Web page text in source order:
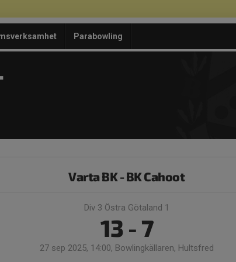
Parabowling
Varta BK - BK Cahoot
Div 3 Östra Götaland 1
13 - 7
27 sep 2025, 14:00, Bowlingkällaren, Hultsfred